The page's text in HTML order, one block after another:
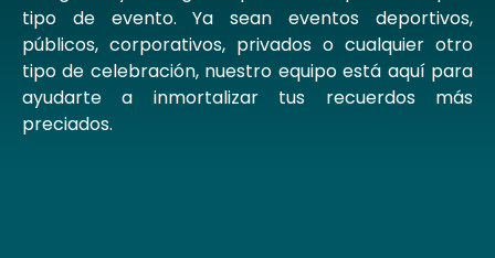
tipo de evento. Ya sean eventos deportivos,
públicos, corporativos, privados o cualquier otro
tipo de celebración, nuestro equipo está aquí para
ayudarte a inmortalizar tus recuerdos más
preciados.